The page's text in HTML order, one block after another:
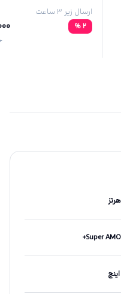
ارسال زیر ۳ ساعت
2
%
Super